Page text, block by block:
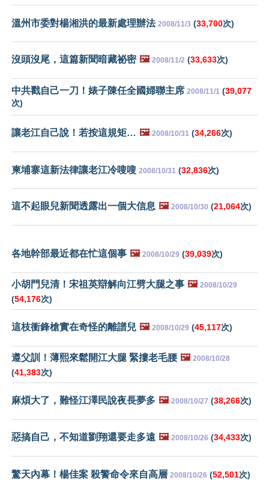
溫州市委對楊湘洪的最新處理辦法 2008/11/3 (33,700次)
沒頭沒尾，這篇新聞暗藏祕密 🖼️ 2008/11/2 (33,633次)
中共戳自己一刀！婊子陳任全國婦聯主席 2008/11/1 (39,077
次)
讓老江自己說！若按這規矩… 🖼️ 2008/10/31 (34,266次)
柬埔寨這新法律讓老江冷嗖嗖 2008/10/31 (32,836次)
這不起眼兒新聞透露出一個大信息 🖼️ 2008/10/30 (21,064次)
各地幹部最近都在忙這個事 🖼️ 2008/10/29 (39,039次)
小胡門兒清！宋祖英辯解向江劈大腿之事 🖼️ 2008/10/29
(54,176次)
這枝衝鋒槍實在奇怪的離譜兒 🖼️ 2008/10/29 (45,117次)
遵父訓！薄熙來鬆開江大腿 緊摟老毛腰 🖼️ 2008/10/28
(41,383次)
麻煩大了，難怪江澤民說夜長夢多 🖼️ 2008/10/27 (38,266次)
惡搞自己，不知道劉翔還要走多遠 🖼️ 2008/10/26 (34,433次)
驚天內幕！楊佳案 殺警命令來自高層 2008/10/26 (52,501次)